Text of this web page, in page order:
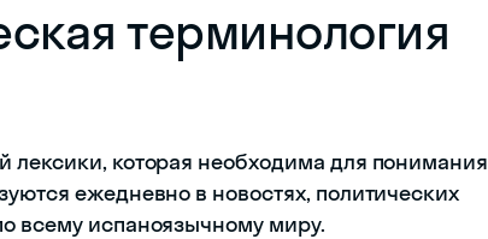
терминология
лексики, которая необходима для понимания
ежедневно в новостях, политических
всему испаноязычному миру.